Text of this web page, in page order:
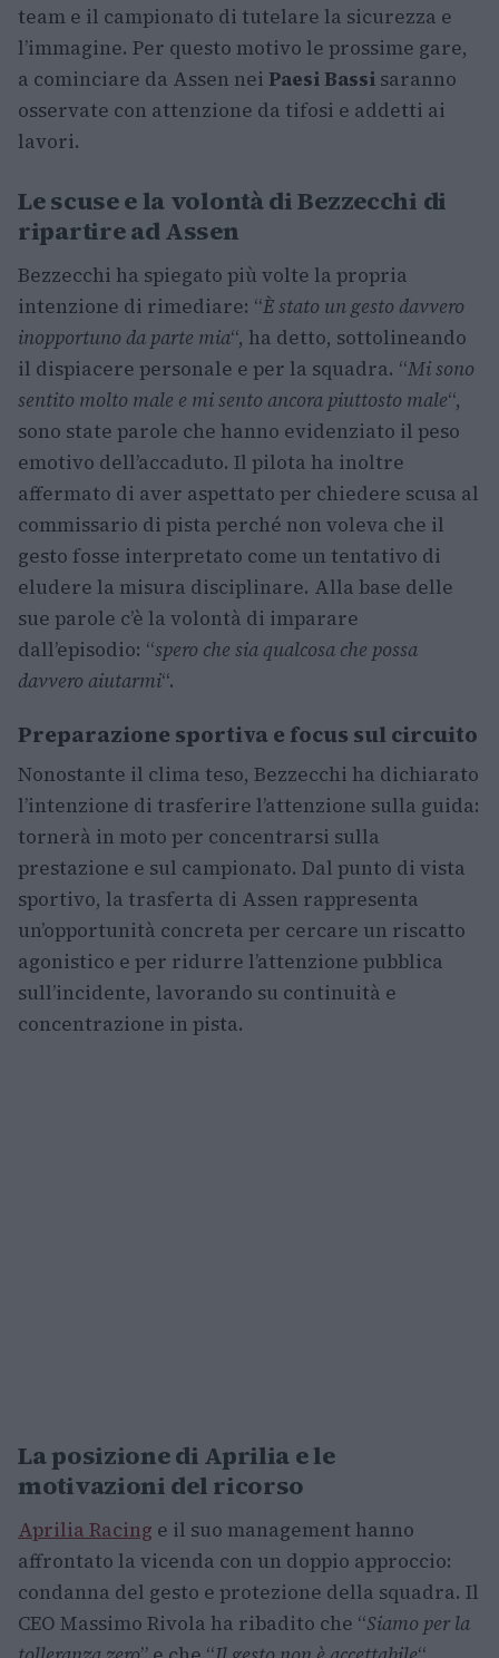
team e il campionato di tutelare la sicurezza e
l’immagine. Per questo motivo le prossime gare,
a cominciare da Assen nei Paesi Bassi saranno
osservate con attenzione da tifosi e addetti ai
lavori.
Le scuse e la volontà di Bezzecchi di
ripartire ad Assen
Bezzecchi ha spiegato più volte la propria
intenzione di rimediare: “È stato un gesto davvero
inopportuno da parte mia“, ha detto, sottolineando
il dispiacere personale e per la squadra. “Mi sono
sentito molto male e mi sento ancora piuttosto male“,
sono state parole che hanno evidenziato il peso
emotivo dell’accaduto. Il pilota ha inoltre
affermato di aver aspettato per chiedere scusa al
commissario di pista perché non voleva che il
gesto fosse interpretato come un tentativo di
eludere la misura disciplinare. Alla base delle
sue parole c’è la volontà di imparare
dall’episodio: “spero che sia qualcosa che possa
davvero aiutarmi“.
Preparazione sportiva e focus sul circuito
Nonostante il clima teso, Bezzecchi ha dichiarato
l’intenzione di trasferire l’attenzione sulla guida:
tornerà in moto per concentrarsi sulla
prestazione e sul campionato. Dal punto di vista
sportivo, la trasferta di Assen rappresenta
un’opportunità concreta per cercare un riscatto
agonistico e per ridurre l’attenzione pubblica
sull’incidente, lavorando su continuità e
concentrazione in pista.
La posizione di Aprilia e le
motivazioni del ricorso
Aprilia Racing e il suo management hanno
affrontato la vicenda con un doppio approccio:
condanna del gesto e protezione della squadra. Il
CEO Massimo Rivola ha ribadito che “Siamo per la